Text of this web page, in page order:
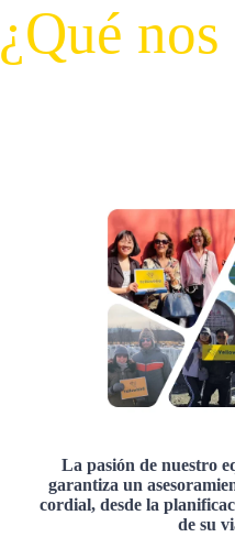
¿Qué
La pasión de nuestro
garantiza un
cordial, desde la
de su